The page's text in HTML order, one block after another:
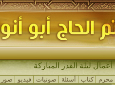
أعمال ليلة القدر المباركة
محرم كتاب أسئلة صوتيات فيديو صور